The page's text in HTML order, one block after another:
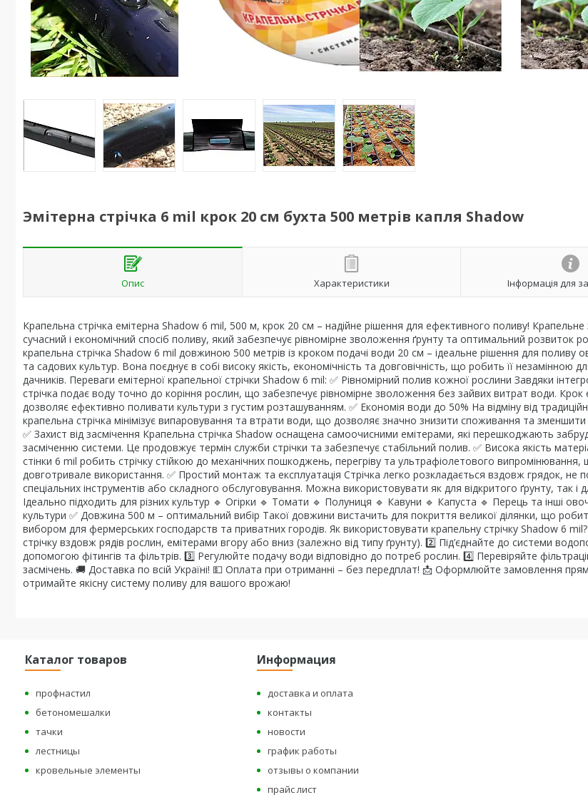
Эмітерна стрічка 6 mil крок 20 см бухта 500 метрів капля Shadow
Опис Характеристики Інформація для
Крапельна стрічка емітерна Shadow 6 mil, 500 м, крок 20 см – надійне рішення для ефективного поливу!
сучасний і економічний спосіб поливу, який забезпечує рівномірне зволоження ґрунту та оптимальний розвиток
крапельна стрічка Shadow 6 mil довжиною 500 метрів із кроком подачі води 20 см – ідеальне рішення для поливу
та садових культур. Вона поєднує в собі високу якість, економічність та довговічність, що робить її незамінною
дачників. Переваги емітерної крапельної стрічки Shadow 6 mil: ✅ Рівномірний полив кожної рослини Завдяки
стрічка подає воду точно до коріння рослин, що забезпечує рівномірне зволоження без зайвих витрат води. Крок
дозволяє ефективно поливати культури з густим розташуванням. ✅ Економія води до 50% На відміну від
крапельна стрічка мінімізує випаровування та втрати води, що дозволяє значно знизити споживання та
✅ Захист від засмічення Крапельна стрічка Shadow оснащена самоочисними емітерами, які перешкоджають
засміченню системи. Це продовжує термін служби стрічки та забезпечує стабільний полив. ✅ Висока якість
стінки 6 mil робить стрічку стійкою до механічних пошкоджень, перегріву та ультрафіолетового випромінювання,
довготривале використання. ✅ Простий монтаж та експлуатація Стрічка легко розкладається вздовж грядок, не
спеціальних інструментів або складного обслуговування. Можна використовувати як для відкритого ґрунту, так і
Ідеально підходить для різних культур 🔹 Огірки 🔹 Томати 🔹 Полуниця 🔹 Кавуни 🔹 Капуста 🔹 Перець та інші
культури ✅ Довжина 500 м – оптимальний вибір Такої довжини вистачить для покриття великої ділянки, що
вибором для фермерських господарств та приватних городів. Як використовувати крапельну стрічку Shadow 6 mil?
стрічку вздовж рядів рослин, емітерами вгору або вниз (залежно від типу ґрунту). 2️⃣ Під’єднайте до системи
допомогою фітингів та фільтрів. 3️⃣ Регулюйте подачу води відповідно до потреб рослин. 4️⃣ Перевіряйте
засмічень. 🚚 Доставка по всій Україні! 💵 Оплата при отриманні – без передплат! 📩 Оформлюйте замовлення
отримайте якісну систему поливу для вашого врожаю!
Каталог товаров
профнастил
бетономешалки
тачки
лестницы
кровельные элементы
Информация
доставка и оплата
контакты
новости
график работы
отзывы о компании
прайс лист